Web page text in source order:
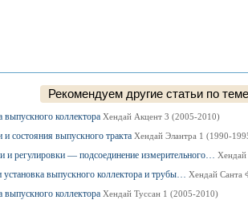
Рекомендуем другие статьи по
выпускного коллектора Хендай Акцент 3 (2005-2010)
состояния выпускного тракта Хендай Элантра 1 (1990-
и регулировки — подсоединение измерительного… Хендай
установка выпускного коллектора и трубы… Хендай Санта
выпускного коллектора Хендай Туссан 1 (2005-2010)